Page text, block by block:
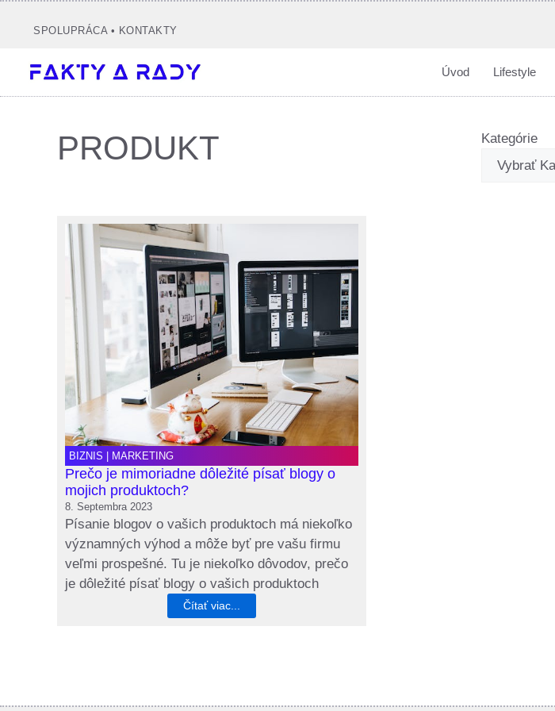
SPOLUPRÁCA• KONTAKTY
Úvod Lifestyle
PRODUKT Kategórie
BIZNIS MARKETING
Prečo je mimoriadne dôležité písať blogy o
mojich produktoch?
8. Septembra 2023
Písanie blogov o vašich produktoch má niekoľko
významných výhod a môže byť pre vašu firmu
veľmi prospešné. Tu je niekoľko dôvodov, prečo
je dôležité písať blogy o vašich produktoch
Čítať viac...